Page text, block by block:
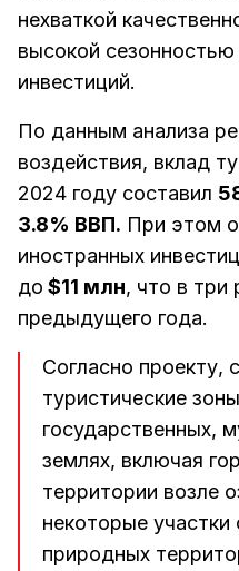
нехваткой
высокой
инвестиций.
По данным анализа
воздействия, вклад
2024 году составил
3.8% ВВП. При этом
иностранных
до $11 млн, что в три
предыдущего года.
Согласно проекту,
туристические
государственных,
землях, включая
территории возле
некоторые
природных